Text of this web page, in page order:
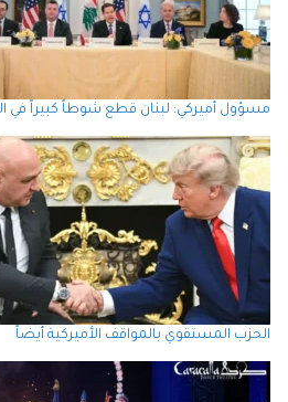
مسؤول أميركي: لبنان قطع شوطاً كبيراً في
الحزب المستقوي بالمواقف الأميركية أيضاً